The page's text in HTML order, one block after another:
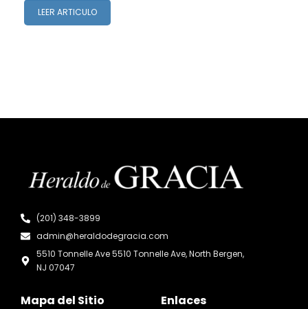
LEER ARTICULO
(201) 348-3899
admin@heraldodegracia.com
5510 Tonnelle Ave 5510 Tonnelle Ave, North Bergen,
NJ 07047
Mapa del Sitio Enlaces